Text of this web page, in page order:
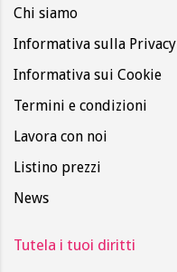
Chi siamo
Informativa sulla Privacy
Informativa sui Cookie
Termini e condizioni
Lavora con noi
Listino prezzi
News
Tutela i tuoi diritti